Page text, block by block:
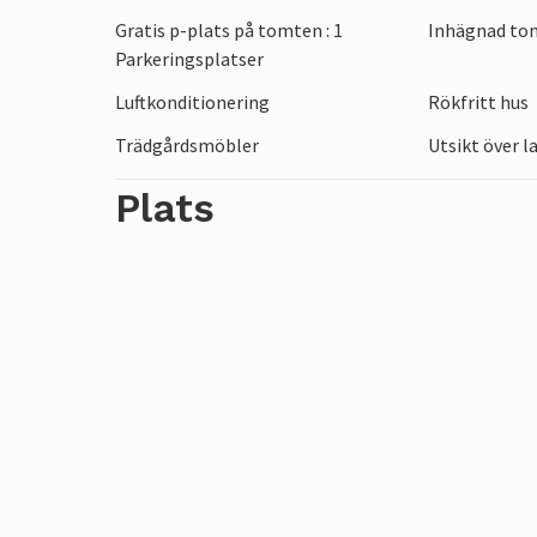
Den charmiga lilla staden inbjuder till
För äventyrare erbjuder det
cykling eller båtturer längs kusten. Ett
amfiteater och historiska sevärdheter,
Gratis p-plats på tomten : 1
Parkeringsplatser
Inhägnad
Luftkonditionering Rökfritt hus
Trädgårdsmöbler
Utsikt över
Plats